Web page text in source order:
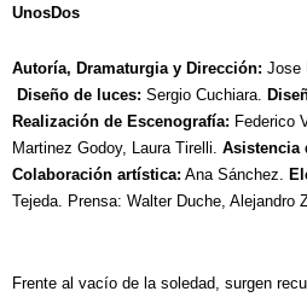
UnosDos
Autoría, Dramaturgia y Dirección: Jose
Diseño de luces: Sergio Cuchiara
Realización de Escenografía: Federico
Martinez Godoy, Laura Tirelli Asistencia
Colaboración artística: Ana Sánchez
Tejeda
Prensa: Walter Duche Alejandro
Frente al vacío de la soledad, surgen